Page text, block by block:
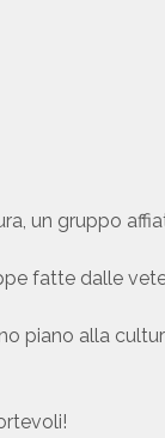
un gruppo
fatte dalle
piano alla